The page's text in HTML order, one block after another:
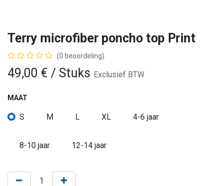
Terry microfiber poncho top Print
(0 beoordeling)
49,00 € / Stuks Exclusief BTW
MAAT
S M L XL 4-6 jaar
8-10 jaar 12-14 jaar